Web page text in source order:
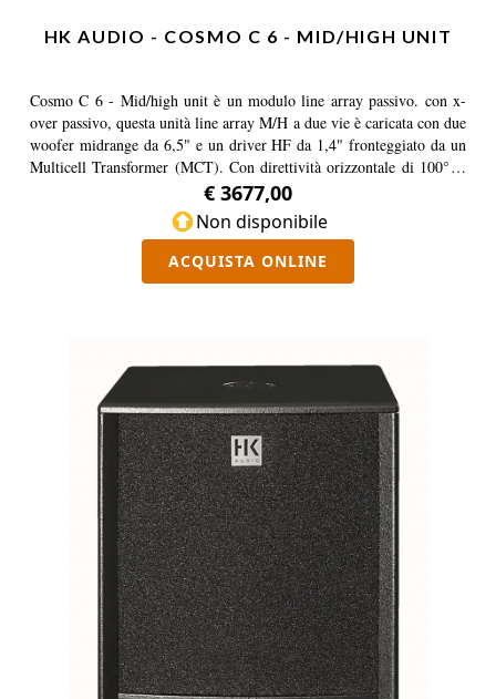
HK AUDIO - COSMO C 6 - MID/HIGH UNIT
Cosmo C 6 - Mid/high unit è un modulo line array passivo. con x-
over passivo, questa unità line array M/H a due vie è caricata con due
woofer midrange da 6,5" e un driver HF da 1,4" fronteggiato da un
Multicell Transformer (MCT). Con direttività orizzontale di 100°, è
€ 3677,00
Non disponibile
ACQUISTA ONLINE